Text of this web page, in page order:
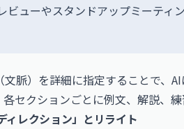
ビューやスタンドアップミーティ
脈）を詳細に指定することで、
セクションごとに例文、解説、練
ィレクション」とリライト